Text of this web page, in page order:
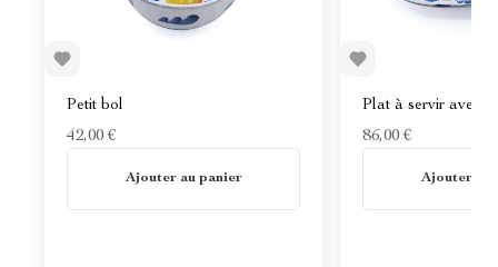
Petit bol
42,00 €
Ajouter au panier
Plat à servir avec
86,00 €
Ajouter au